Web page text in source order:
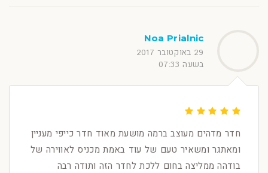
Noa Prialnic
29 באוקטובר 2017
בשעה 07:33
חדר מדהים מעוצב ברמה מושעת מאוד חדר כייפי מעניין
ומאתגר ומשאיר טעם של עוד באמת מכניס לאווירה של
בודהה ממליצה בחום ללכת לחדר הזה ותודה רבה